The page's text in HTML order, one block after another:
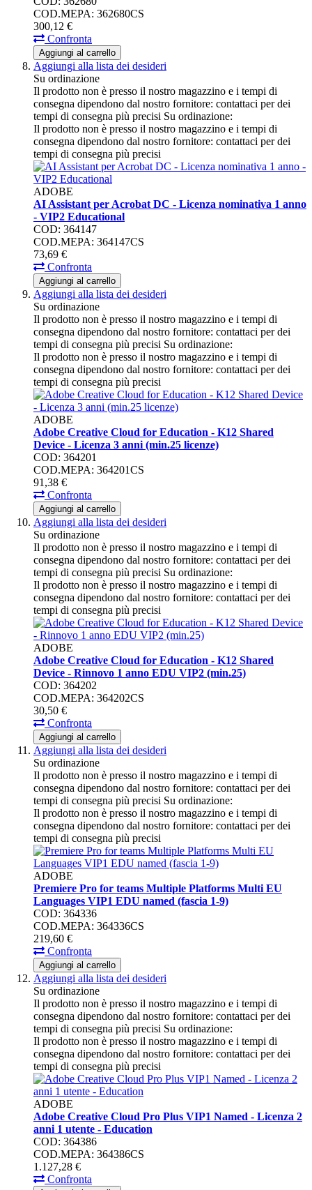
COD.MEPA: 362680CS
300,12 €
Confronta
Aggiungi al carrello
Aggiungi alla lista dei desideri
Su ordinazione
Il prodotto non è presso il nostro magazzino e i tempi di
consegna dipendono dal nostro fornitore: contattaci per dei
tempi di consegna più precisi Su ordinazione:
Il prodotto non è presso il nostro magazzino e i tempi di
consegna dipendono dal nostro fornitore: contattaci per dei
tempi di consegna più precisi
ADOBE
AI Assistant per Acrobat DC - Licenza nominativa 1 anno
- VIP2 Educational
COD: 364147
COD.MEPA: 364147CS
73,69 €
Confronta
Aggiungi al carrello
Aggiungi alla lista dei desideri
Su ordinazione
Il prodotto non è presso il nostro magazzino e i tempi di
consegna dipendono dal nostro fornitore: contattaci per dei
tempi di consegna più precisi Su ordinazione:
Il prodotto non è presso il nostro magazzino e i tempi di
consegna dipendono dal nostro fornitore: contattaci per dei
tempi di consegna più precisi
ADOBE
Adobe Creative Cloud for Education - K12 Shared
Device - Licenza 3 anni (min.25 licenze)
COD: 364201
COD.MEPA: 364201CS
91,38 €
Confronta
Aggiungi al carrello
Aggiungi alla lista dei desideri
Su ordinazione
Il prodotto non è presso il nostro magazzino e i tempi di
consegna dipendono dal nostro fornitore: contattaci per dei
tempi di consegna più precisi Su ordinazione:
Il prodotto non è presso il nostro magazzino e i tempi di
consegna dipendono dal nostro fornitore: contattaci per dei
tempi di consegna più precisi
ADOBE
Adobe Creative Cloud for Education - K12 Shared
Device - Rinnovo 1 anno EDU VIP2 (min.25)
COD: 364202
COD.MEPA: 364202CS
30,50 €
Confronta
Aggiungi al carrello
Aggiungi alla lista dei desideri
Su ordinazione
Il prodotto non è presso il nostro magazzino e i tempi di
consegna dipendono dal nostro fornitore: contattaci per dei
tempi di consegna più precisi Su ordinazione:
Il prodotto non è presso il nostro magazzino e i tempi di
consegna dipendono dal nostro fornitore: contattaci per dei
tempi di consegna più precisi
ADOBE
Premiere Pro for teams Multiple Platforms Multi EU
Languages VIP1 EDU named (fascia 1-9)
COD: 364336
COD.MEPA: 364336CS
219,60 €
Confronta
Aggiungi al carrello
Aggiungi alla lista dei desideri
Su ordinazione
Il prodotto non è presso il nostro magazzino e i tempi di
consegna dipendono dal nostro fornitore: contattaci per dei
tempi di consegna più precisi Su ordinazione:
Il prodotto non è presso il nostro magazzino e i tempi di
consegna dipendono dal nostro fornitore: contattaci per dei
tempi di consegna più precisi
ADOBE
Adobe Creative Cloud Pro Plus VIP1 Named - Licenza 2
anni 1 utente - Education
COD: 364386
COD.MEPA: 364386CS
1.127,28 €
Confronta